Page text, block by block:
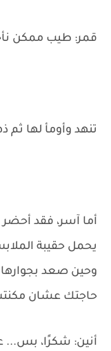
قمر: طيب ممكن
تنهد وأومأ لها ثم
أما آسر، فقد أحضر
يحمل حقيبة
وحين صعد
حاجتك عشان
أنين: شكرًا، بس...